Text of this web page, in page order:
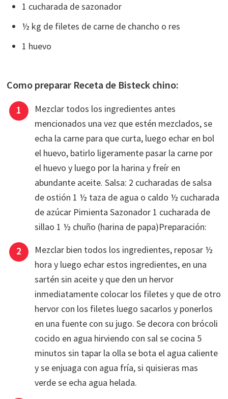
1 cucharada de sazonador
½ kg de filetes de carne de chancho o res
1 huevo
Como preparar Receta de Bisteck chino:
Mezclar todos los ingredientes antes
mencionados una vez que estén mezclados, se
echa la carne para que curta, luego echar en bol
el huevo, batirlo ligeramente pasar la carne por
el huevo y luego por la harina y freír en
abundante aceite. Salsa: 2 cucharadas de salsa
de ostión 1 ½ taza de agua o caldo ½ cucharada
de azúcar Pimienta Sazonador 1 cucharada de
sillao 1 ½ chuño (harina de papa)Preparación:
Mezclar bien todos los ingredientes, reposar ½
hora y luego echar estos ingredientes, en una
sartén sin aceite y que den un hervor
inmediatamente colocar los filetes y que de otro
hervor con los filetes luego sacarlos y ponerlos
en una fuente con su jugo. Se decora con brócoli
cocido en agua hirviendo con sal se cocina 5
minutos sin tapar la olla se bota el agua caliente
y se enjuaga con agua fría, si quisieras mas
verde se echa agua helada.